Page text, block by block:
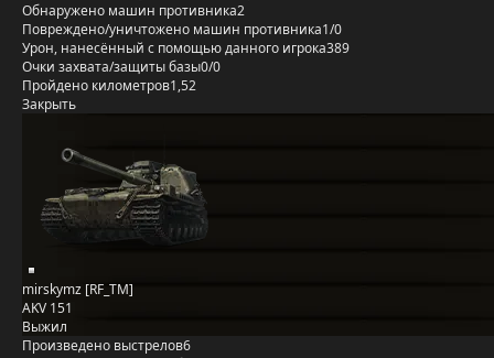
Обнаружено машин противника2
Повреждено/уничтожено машин противника1/0
Урон, нанесённый с помощью данного игрока389
Очки захвата/защиты базы0/0
Пройдено километров1,52
Закрыть
mirskymz [RF_TM]
AKV 151
Выжил
Произведено выстрелов6